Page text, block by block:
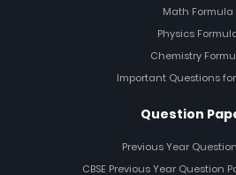
Math Formula
Physics
Chemistry
Important Questions for
Question
Previous Year
CBSE Previous Year Question